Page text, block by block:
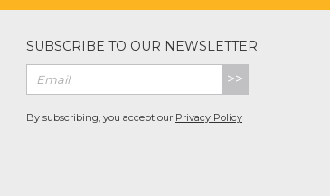
SUBSCRIBE TO OUR NEWSLETTER
>>
By subscribing, you accept our Privacy Policy